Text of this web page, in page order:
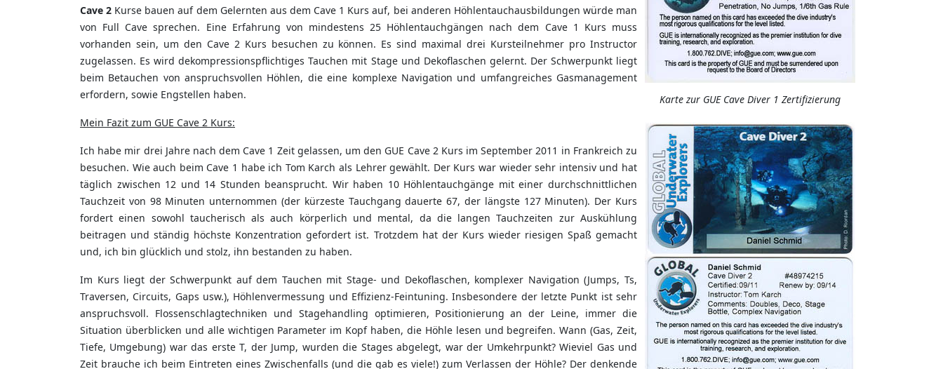
Karte zur GUE Cave Diver 1 Zertifizierung
Cave 2 Kurse bauen auf dem Gelernten aus dem Cave 1 Kurs auf, bei anderen Höhlentauchausbildungen würde man
von Full Cave sprechen. Eine Erfahrung von mindestens 25 Höhlentauchgängen nach dem Cave 1 Kurs muss
vorhanden sein, um den Cave 2 Kurs besuchen zu können. Es sind maximal drei Kursteilnehmer pro Instructor
zugelassen. Es wird dekompressionspflichtiges Tauchen mit Stage und Dekoflaschen gelernt. Der Schwerpunkt liegt
beim Betauchen von anspruchsvollen Höhlen, die eine komplexe Navigation und umfangreiches Gasmanagement
erfordern, sowie Engstellen haben.
Mein Fazit zum GUE Cave 2 Kurs:
Ich habe mir drei Jahre nach dem Cave 1 Zeit gelassen, um den GUE Cave 2 Kurs im September 2011 in Frankreich zu
besuchen. Wie auch beim Cave 1 habe ich Tom Karch als Lehrer gewählt. Der Kurs war wieder sehr intensiv und hat
täglich zwischen 12 und 14 Stunden beansprucht. Wir haben 10 Höhlentauchgänge mit einer durchschnittlichen
Tauchzeit von 98 Minuten unternommen (der kürzeste Tauchgang dauerte 67, der längste 127 Minuten). Der Kurs
fordert einen sowohl taucherisch als auch körperlich und mental, da die langen Tauchzeiten zur Auskühlung
beitragen und ständig höchste Konzentration gefordert ist. Trotzdem hat der Kurs wieder riesigen Spaß gemacht
und, ich bin glücklich und stolz, ihn bestanden zu haben.
Im Kurs liegt der Schwerpunkt auf dem Tauchen mit Stage- und Dekoflaschen, komplexer Navigation (Jumps, Ts,
Traversen, Circuits, Gaps usw.), Höhlenvermessung und Effizienz-Feintuning. Insbesondere der letzte Punkt ist sehr
anspruchsvoll. Flossenschlagtechniken und Stagehandling optimieren, Positionierung an der Leine, immer die
Situation überblicken und alle wichtigen Parameter im Kopf haben, die Höhle lesen und begreifen. Wann (Gas, Zeit,
Tiefe, Umgebung) war das erste T, der Jump, wurden die Stages abgelegt, war der Umkehrpunkt? Wieviel Gas und
Zeit brauche ich beim Eintreten eines Zwischenfalls (und die gab es viele!) zum Verlassen der Höhle? Der denkende